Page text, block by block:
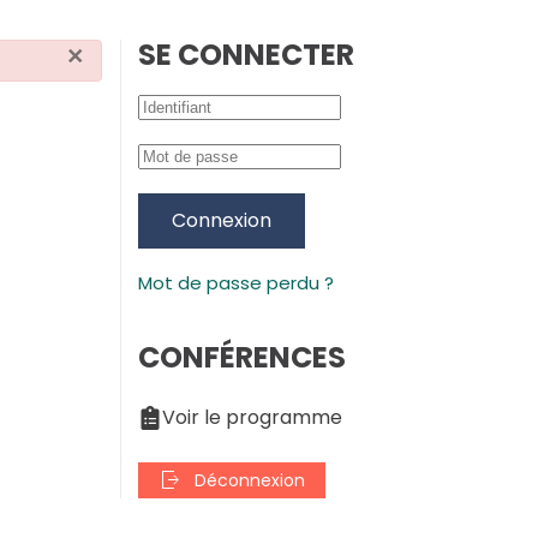
× SE CONNECTER
Connexion
Mot de passe perdu ?
CONFÉRENCES
Voir le programme
Déconnexion